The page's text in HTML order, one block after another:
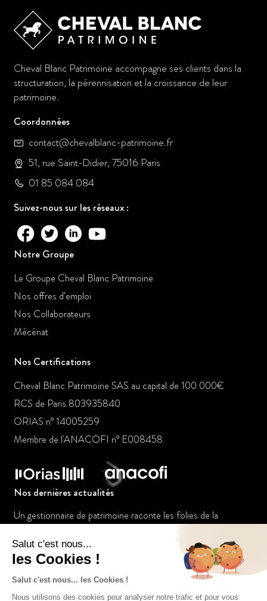
Cheval Blanc Patrimoine accompagne ses clients dans la
structuration, la pérennisation et la croissance de leur
patrimoine.
Coordonnées
contact@chevalblanc-patrimoine.fr
51, rue Saint-Didier, 75016 Paris
01 85 084 084
Suivez-nous sur les réseaux :
Notre Groupe
Le Groupe Cheval Blanc Patrimoine
Nos offres d’emploi
Nos Collaborateurs
Mécénat
Nos Certifications
Cheval Blanc Patrimoine SAS au capital de 100 000€
RCS de Paris 803935840
ORIAS n° 14005259
Membre de l'ANACOFI n° E008458
Nos dernières actualités
Un gestionnaire de patrimoine raconte les folies de la
Le placement à suivre : L’or bat les records
Tout pour votre argent: Le marketing des services financiers
manque sa cible féminine (Franck Fargerelle)